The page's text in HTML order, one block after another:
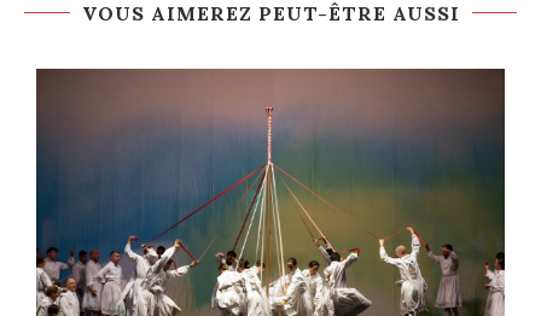
VOUS AIMEREZ PEUT-ÊTRE AUSSI